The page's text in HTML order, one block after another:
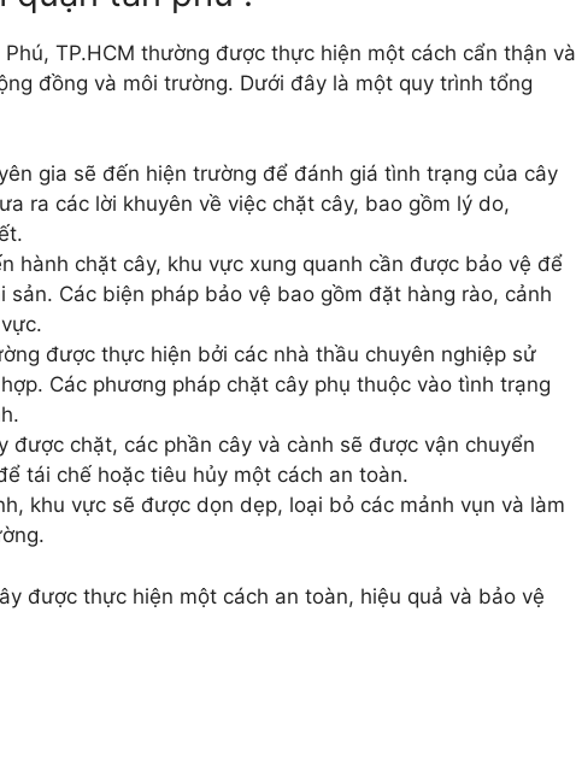
TP.HCM thường được thực hiện một cách cẩn thận và
đồng và môi trường. Dưới đây là một quy trình tổng
gia sẽ đến hiện trường để đánh giá tình trạng của cây
ra các lời khuyên về việc chặt cây, bao gồm lý do,
hành chặt cây, khu vực xung quanh cần được bảo vệ để
Các biện pháp bảo vệ bao gồm đặt hàng rào, cảnh
được thực hiện bởi các nhà thầu chuyên nghiệp sử
Các phương pháp chặt cây phụ thuộc vào tình trạng
được chặt, các phần cây và cành sẽ được vận chuyển
tái chế hoặc tiêu hủy một cách an toàn.
khu vực sẽ được dọn dẹp, loại bỏ các mảnh vụn và làm
được thực hiện một cách an toàn, hiệu quả và bảo vệ